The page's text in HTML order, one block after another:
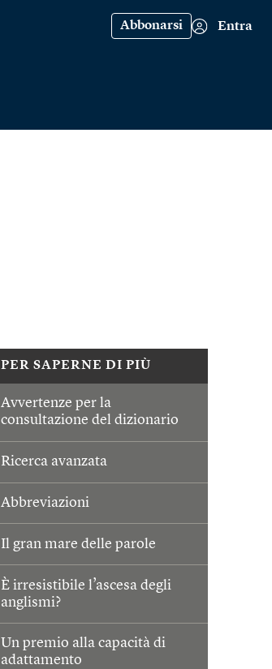
Abbonarsi Entra
PER SAPERNE DI PIÙ
Avvertenze per la
consultazione del dizionario
Ricerca avanzata
Abbreviazioni
Il gran mare delle parole
È irresistibile l’ascesa degli
anglismi?
Un premio alla capacità di
adattamento